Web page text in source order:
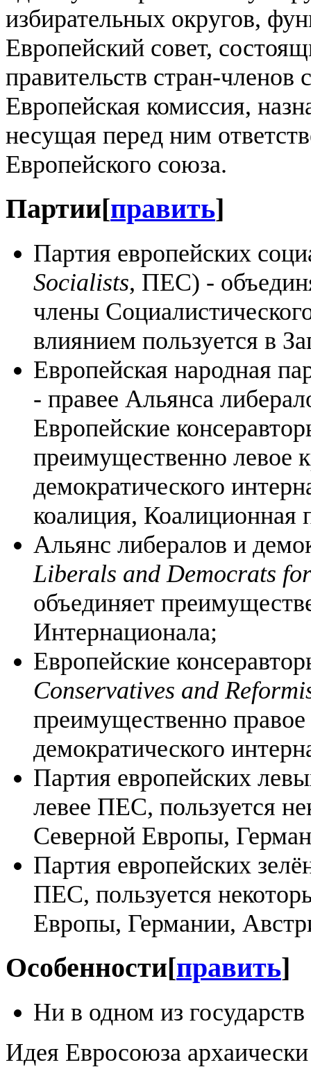
избирательных округов,
Европейский совет,
правительств стран-
Европейская комиссия,
несущая перед ним
Европейского союза.
Партии[править]
Партия европейских
Socialists, ПЕС) -
члены
влиянием пользуется в
Европейская народная
- правее Альянса
Европейские
преимущественно левое
демократического
коалиция,
Альянс либералов и
Liberals and Democrats
объединяет
Интернационала;
Европейские
Conservatives and
преимущественно
демократического
Партия европейских
левее ПЕС, пользуется
Северной Европы,
Партия европейских
ПЕС, пользуется
Европы, Германии,
Особенности[править]
Ни в одном из
Идея Евросоюза